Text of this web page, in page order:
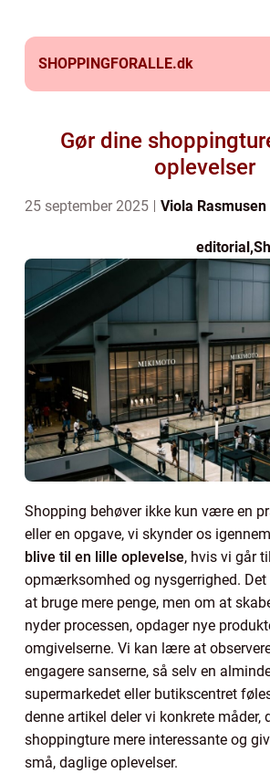
SHOPPINGFORALLE.dk
Gør dine
oplevelser
25 september 2025 Viola Rasmusen
editorial,
Shopping behøver ikke kun være en
eller en opgave, vi skynder os
blive til en lille oplevelse, hvis vi går
opmærksomhed og nysgerrighed. Det
at bruge mere penge, men om at
nyder processen, opdager nye
omgivelserne. Vi kan lære at
engagere sanserne, så selv en
supermarkedet eller butikscentret
denne artikel deler vi konkrete måder,
shoppingture mere interessante og
små, daglige oplevelser.